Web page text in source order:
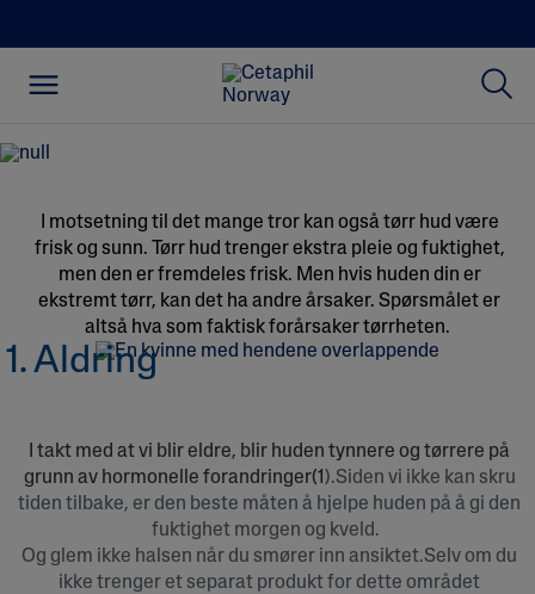
vanlige årsaker til tørr
hud
I motsetning til det mange tror kan også tørr hud være
frisk og sunn. Tørr hud trenger ekstra pleie og fuktighet,
men den er fremdeles frisk. Men hvis huden din er
ekstremt tørr, kan det ha andre årsaker. Spørsmålet er
altså hva som faktisk forårsaker tørrheten.
1. Aldring
I takt med at vi blir eldre, blir huden tynnere og tørrere på
grunn av hormonelle forandringer(1 ).Siden vi ikke kan skru
tiden tilbake, er den beste måten å hjelpe huden på å gi den
fuktighet morgen og kveld.
Og glem ikke halsen når du smører inn ansiktet.Selv om du
ikke trenger et separat produkt for dette området